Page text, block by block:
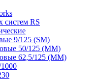
систем RS
9/125 (SM)
50/125 (ММ)
62,5/125 (ММ)